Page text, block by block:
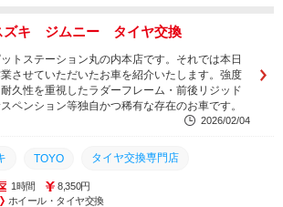
取り付け 持込 持込タイヤ
人気車種
ズキ ジムニー タイヤ交換
ットステーション丸の内本店です。それでは本日
させていただいたお車を紹介いたします。強度
耐久性を重視したラダーフレーム・前後リジッド
ペンション等独自かつ稀有な存在のお車です。
2026/02/04
TOYO タイヤ交換専門店
取り付け
1時間
8,350円
ホイール・タイヤ交換